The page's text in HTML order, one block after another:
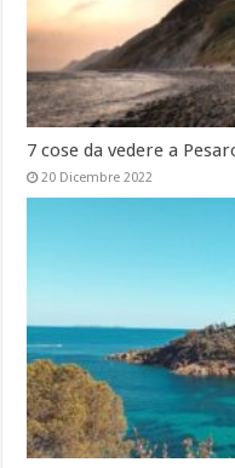
7 cose da vedere a
20 Dicembre 2022